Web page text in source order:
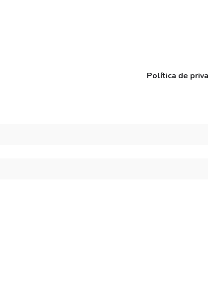
Política de